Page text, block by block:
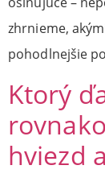
zhrnieme,
pohodlnejšie
Ktorý
hviezd